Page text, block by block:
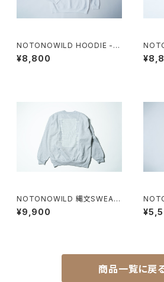
NOTONOWILD HOODIE -
WHITE -
¥8,800
NOTONOWILD 縄文SWEAT
- WHITE -
¥9,900
商品一覧に戻